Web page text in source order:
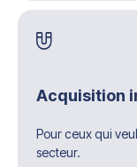
Acquisition
Pour ceux qui
secteur.